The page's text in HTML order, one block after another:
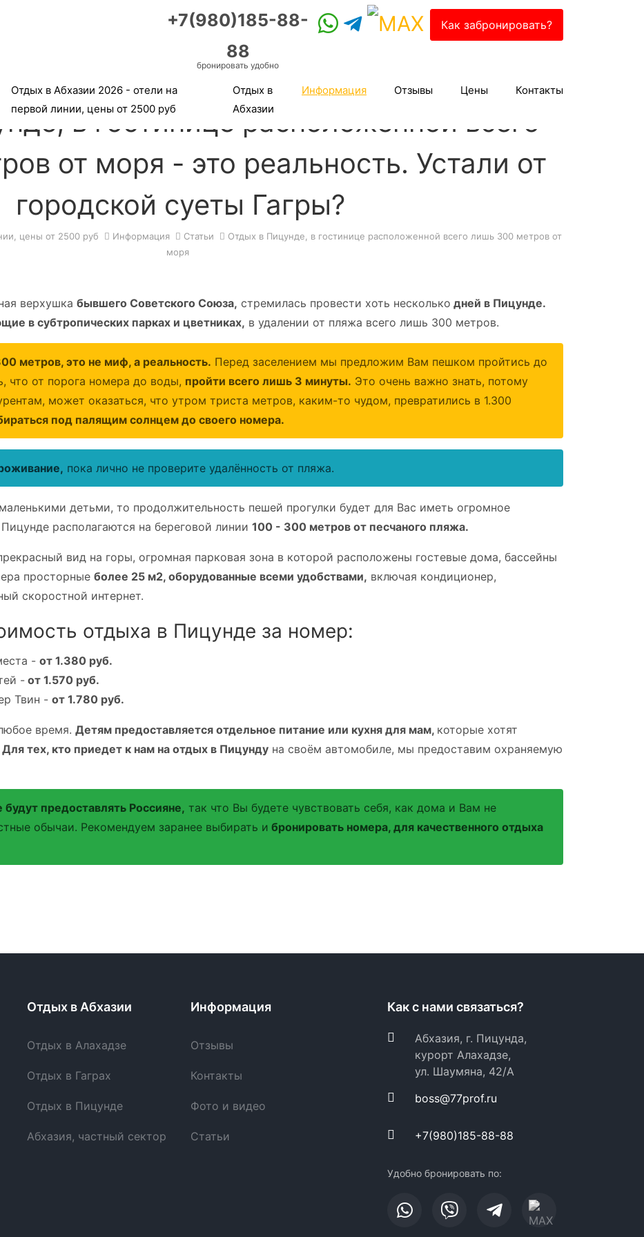
+7(980)185-88-
88
бронировать удобно
Как забронировать?
Отдых в Абхазии 2026 - отели на
первой линии, цены от 2500 руб
Отдых в
Абхазии
Информация Отзывы Цены Контакты
в гостинице расположенной всего
от моря - это реальность. Устали от
городской суеты Гагры?
цены от 2500 руб Информация Статьи
Отдых в Пицунде, в гостинице расположенной всего лишь 300 метров от
моря
верхушка бывшего Советского Союза, стремилась провести хоть несколько дней в Пицунде.
в субтропических парках и цветниках, в удалении от пляжа всего лишь 300 метров.
метров, это не миф, а реальность. Перед заселением мы предложим Вам пешком пройтись до
что от порога номера до воды, пройти всего лишь 3 минуты. Это очень важно знать, потому
может оказаться, что утром триста метров, каким-то чудом, превратились в 1.300
под палящим солнцем до своего номера.
пока лично не проверите удалённость от пляжа.
детьми, то продолжительность пешей прогулки будет для Вас иметь огромное
располагаются на береговой линии 100 - 300 метров от песчаного пляжа.
вид на горы, огромная парковая зона в которой расположены гостевые дома, бассейны
просторные более 25 м2, оборудованные всеми удобствами, включая кондиционер,
скоростной интернет.
отдыха в Пицунде за номер:
- от 1.380 руб.
- от 1.570 руб.
Твин - от 1.780 руб.
время. Детям предоставляется отдельное питание или кухня для мам, которые хотят
Для тех, кто приедет к нам на отдых в Пицунду на своём автомобиле, мы предоставим охраняемую
предоставлять Россияне, так что Вы будете чувствовать себя, как дома и Вам не
обычаи. Рекомендуем заранее выбирать и бронировать номера, для качественного отдыха
Отдых в Абхазии
Отдых в Алахадзе
Отдых в Гаграх
Отдых в Пицунде
Абхазия, частный сектор
Информация
Отзывы
Контакты
Фото и видео
Статьи
Как с нами связаться?
Абхазия, г. Пицунда,
курорт Алахадзе,
ул. Шаумяна, 42/А
boss@77prof.ru
+7(980)185-88-88
Удобно бронировать по: